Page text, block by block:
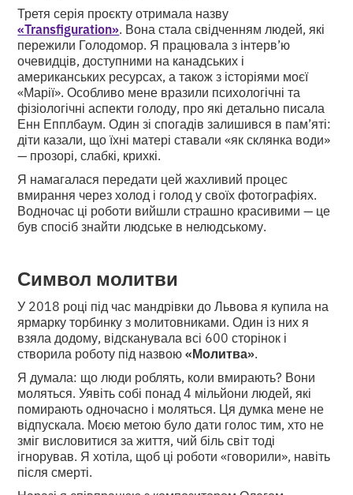
Третя серія проєкту отримала назву
«Transfiguration». Вона стала свідченням людей, які
пережили Голодомор. Я працювала з інтерв’ю
очевидців, доступними на канадських і
американських ресурсах, а також з історіями моєї
«Марії». Особливо мене вразили психологічні та
фізіологічні аспекти голоду, про які детально писала
Енн Епплбаум. Один зі спогадів залишився в пам’яті:
діти казали, що їхні матері ставали «як склянка води»
— прозорі, слабкі, крихкі.
Я намагалася передати цей жахливий процес
вмирання через холод і голод у своїх фотографіях.
Водночас ці роботи вийшли страшно красивими — це
був спосіб знайти людське в нелюдському.
Символ молитви
У 2018 році під час мандрівки до Львова я купила на
ярмарку торбинку з молитовниками. Один із них я
взяла додому, відсканувала всі 600 сторінок і
створила роботу під назвою«Молитва».
Я думала: що люди роблять, коли вмирають? Вони
моляться. Уявіть собі понад 4 мільйони людей, які
помирають одночасно і моляться. Ця думка мене не
відпускала. Моєю метою було дати голос тим, хто не
зміг висловитися за життя, чий біль світ тоді
ігнорував. Я хотіла, щоб ці роботи «говорили», навіть
після смерті.